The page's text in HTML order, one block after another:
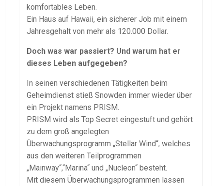
komfortables Leben.
Ein Haus auf Hawaii, ein sicherer Job mit einem
Jahresgehalt von mehr als 120.000 Dollar.
Doch was war passiert? Und warum hat er
dieses Leben aufgegeben?
In seinen verschiedenen Tätigkeiten beim
Geheimdienst stieß Snowden immer wieder über
ein Projekt namens PRISM.
PRISM wird als Top Secret eingestuft und gehört
zu dem groß angelegten
Überwachungsprogramm „Stellar Wind“, welches
aus den weiteren Teilprogrammen
„Mainway“,“Marina“ und „Nucleon“ besteht.
Mit diesem Überwachungsprogrammen lassen